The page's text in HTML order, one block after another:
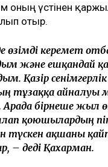
оның үстінен
отыр.
өзімді керемет
және ешқандай
Қазір
тұзаққа айналуы
Арада бірнеше жыл
қоюшылардың
түскен ақшаны
– деді Қахарман.